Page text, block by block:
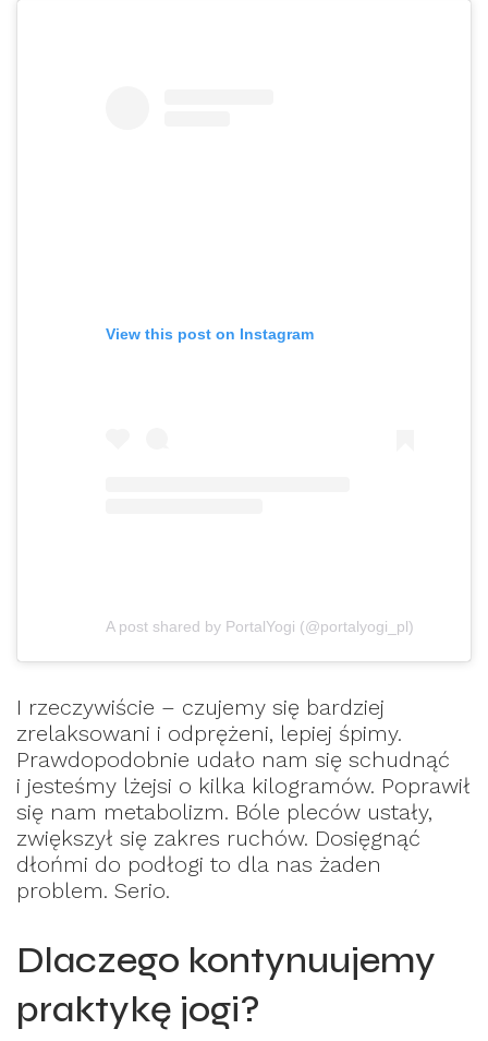
View this post on Instagram
A post shared by PortalYogi (@portalyogi_pl)
I rzeczywiście – czujemy się bardziej
zrelaksowani i odprężeni, lepiej śpimy.
Prawdopodobnie udało nam się schudnąć
i jesteśmy lżejsi o kilka kilogramów. Poprawił
się nam metabolizm. Bóle pleców ustały,
zwiększył się zakres ruchów. Dosięgnąć
dłońmi do podłogi to dla nas żaden
problem. Serio.
Dlaczego kontynuujemy
praktykę jogi?